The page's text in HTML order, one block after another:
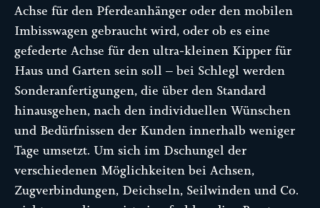
Achse für den Pferdeanhänger oder den mobilen
Imbisswagen gebraucht wird, oder ob es eine
gefederte Achse für den ultra-kleinen Kipper für
Haus und Garten sein soll – bei Schlegl werden
Sonderanfertigungen, die über den Standard
hinausgehen, nach den individuellen Wünschen
und Bedürfnissen der Kunden innerhalb weniger
Tage umsetzt. Um sich im Dschungel der
verschiedenen Möglichkeiten bei Achsen,
Zugverbindungen, Deichseln, Seilwinden und Co.